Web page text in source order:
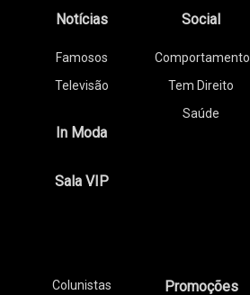
Notícias
Famosos
Televisão
In Moda
Sala VIP
Social
Comportamento
Tem Direito
Saúde
Colunistas Promoções